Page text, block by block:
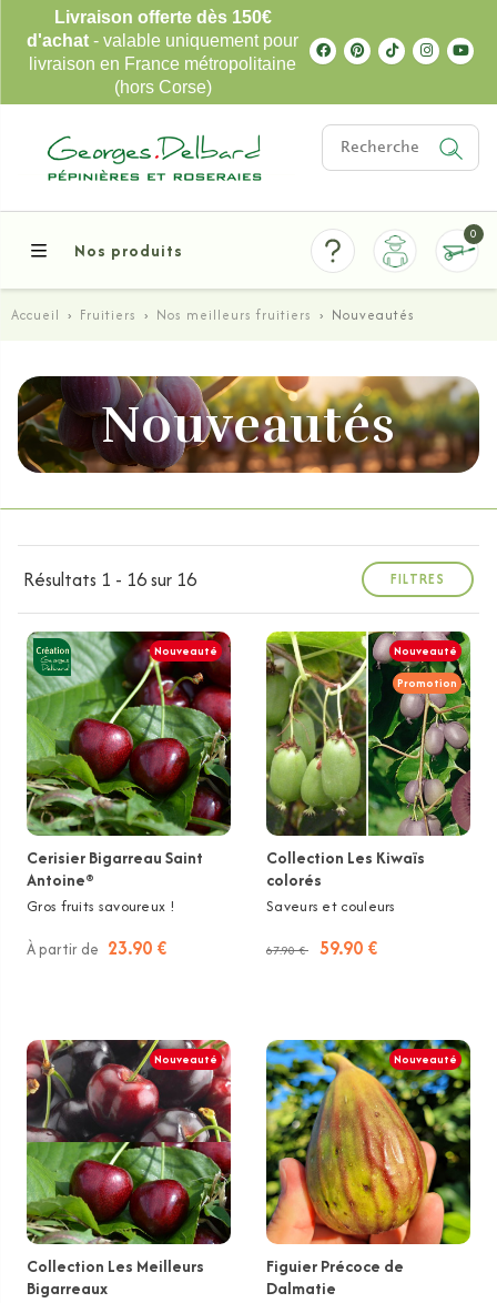
Livraison offerte dès 150€
d'achat - valable uniquement pour
livraison en France métropolitaine
(hors Corse)
Nos produits
0
Accueil › Fruitiers › Nos meilleurs fruitiers › Nouveautés
Nouveautés
Résultats 1 - 16 sur 16 FILTRES
Nouveauté
Cerisier Bigarreau Saint
Antoine®
Gros fruits savoureux !
À partir de 23.90 €
Nouveauté
Promotion
Collection Les Kiwaïs
colorés
Saveurs et couleurs
67.90 € 59.90 €
Nouveauté
Collection Les Meilleurs
Bigarreaux
Nouveauté
Figuier Précoce de
Dalmatie